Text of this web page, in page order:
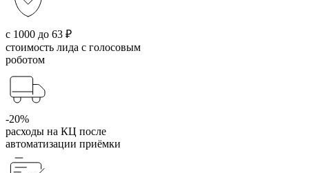
с 1000 до 63 ₽
стоимость лида с голосовым
роботом
-20%
расходы на КЦ после
автоматизации приёмки